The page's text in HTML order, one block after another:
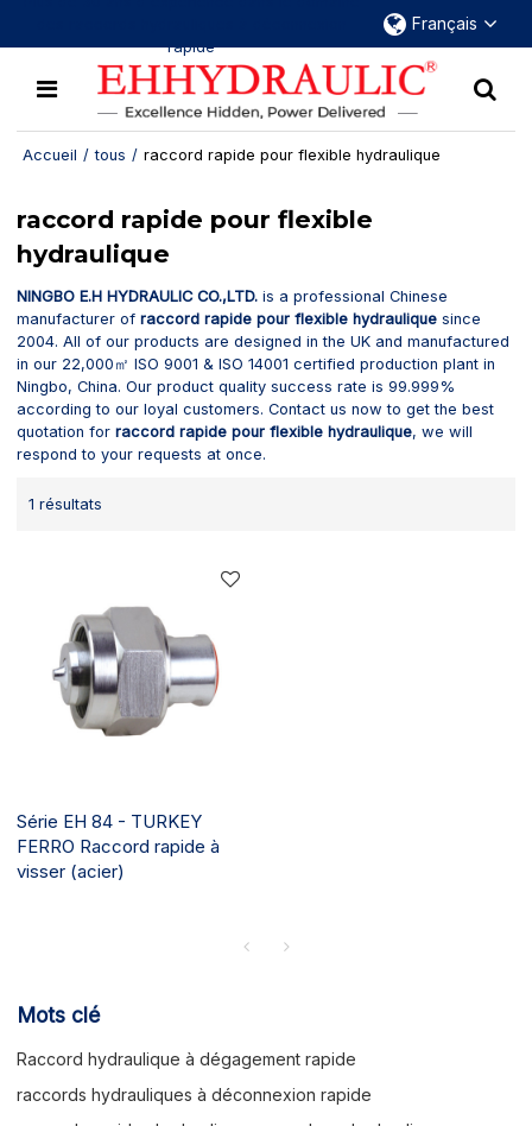
rapide
Français
Accueil / tous / raccord rapide pour flexible hydraulique
raccord rapide pour flexible
hydraulique
NINGBO E.H HYDRAULIC CO.,LTD. is a professional Chinese
manufacturer ofraccord rapide pour flexible hydraulique since
2004. All of our products are designed in the UK and manufactured
in our 22,000㎡ ISO 9001 & ISO 14001 certified production plant in
Ningbo, China. Our product quality success rate is 99.999%
according to our loyal customers. Contact us now to get the best
quotation forraccord rapide pour flexible hydraulique, we will
respond to your requests at once.
1 résultats
Série EH 84 - TURKEY
FERRO Raccord rapide à
visser (acier)
Mots clé
Raccord hydraulique à dégagement rapide
raccords hydrauliques à déconnexion rapide